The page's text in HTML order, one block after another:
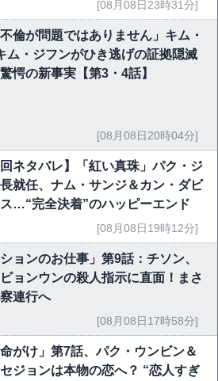
[08月08日23時31分]
不倫が問題ではありません」キム・
ム・ジフンがひき逃げの証拠隠滅
愕の新事実【第3・4話】
[08月08日20時04分]
回ネタバレ】「紅い真珠」パク・ジ
就任、ナム・サンジ＆カン・ダビ
…“完全決着”のハッピーエンド
[08月08日19時12分]
ションのお仕事」第9話：チソン、
ョンウンの殺人指示に直面！まさ
連行へ
[08月08日17時58分]
命がけ」第7話、パク・ウンビン＆
ジョンは本物の恋へ？ “恋人すぎ